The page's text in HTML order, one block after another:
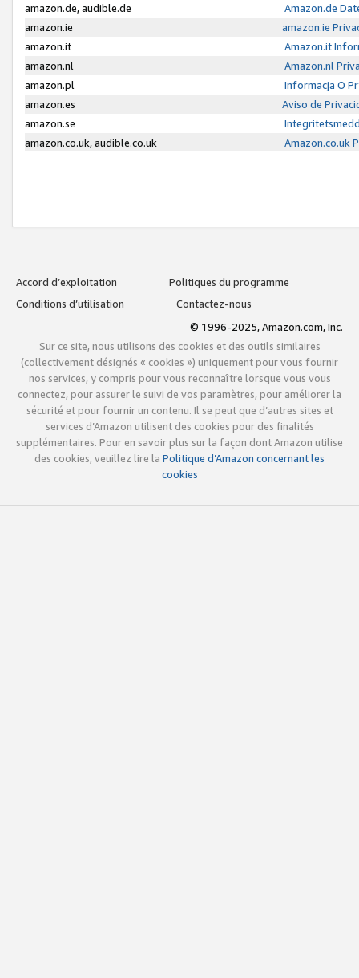
amazon.de, audible.de
Amazon.de
amazon.ie
amazon.ie
amazon.it
Amazon.it
amazon.nl
Amazon.nl
amazon.pl
Informacja O
amazon.es
Aviso de
amazon.se
amazon.co.uk, audible.co.uk
Amazon.co.uk
Accord d’exploitation
Politiques du programme
Conditions d’utilisation
Contactez-nous
© 1996-2025, Amazon.com, Inc.
Sur ce site, nous utilisons des cookies et des outils similaires
(collectivement désignés « cookies ») uniquement pour vous fournir
nos services, y compris pour vous reconnaître lorsque vous vous
connectez, pour assurer le suivi de vos paramètres, pour améliorer la
sécurité et pour fournir un contenu. Il se peut que d’autres sites et
services d’Amazon utilisent des cookies pour des finalités
supplémentaires. Pour en savoir plus sur la façon dont Amazon utilise
des cookies, veuillez lire la Politique d’Amazon concernant les
cookies